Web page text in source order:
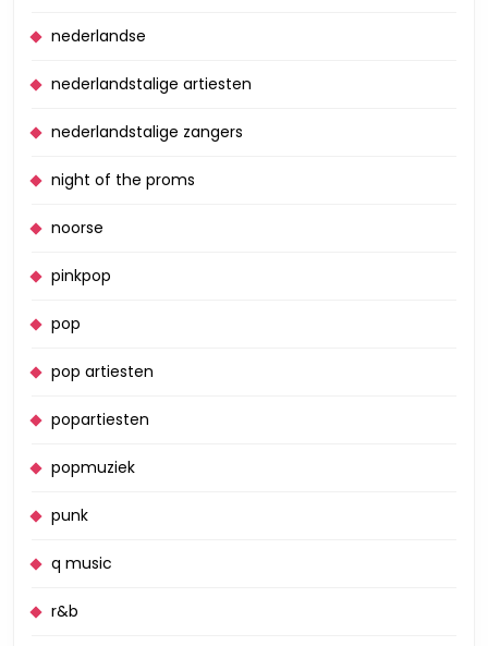
nederlandse
nederlandstalige artiesten
nederlandstalige zangers
night of the proms
noorse
pinkpop
pop
pop artiesten
popartiesten
popmuziek
punk
q music
r&b